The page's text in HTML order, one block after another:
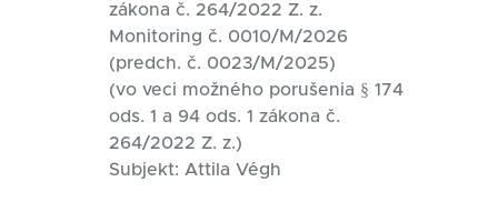
zákona č. 264/2022 Z. z.
Monitoring č. 0010/M/2026
(predch. č. 0023/M/2025)
(vo veci možného porušenia § 174
ods. 1 a 94 ods. 1 zákona č.
264/2022 Z. z.)
Subjekt: Attila Végh